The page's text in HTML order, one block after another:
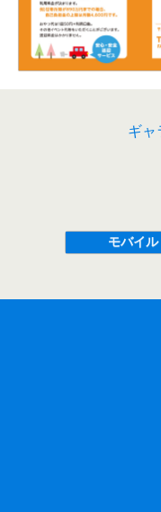
ギャ
モバイル